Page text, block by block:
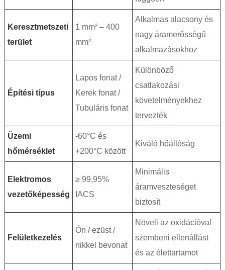
Keresztmetszeti
terület
1 mm² – 400
mm²
Alkalmas alacsony és
nagy áramerősségű
alkalmazásokhoz
Építési típus
Lapos fonat /
Kerek fonat /
Tubuláris fonat
Különböző
csatlakozási
követelményekhez
tervezték
Üzemi
hőmérséklet
-60°C és
+200°C között
Kiváló hőállóság
Elektromos
vezetőképesség
≥ 99,95%
IACS
Minimális
áramveszteséget
biztosít
Felületkezelés
Ón / ezüst /
nikkel bevonat
Növeli az oxidációval
szembeni ellenállást
és az élettartamot